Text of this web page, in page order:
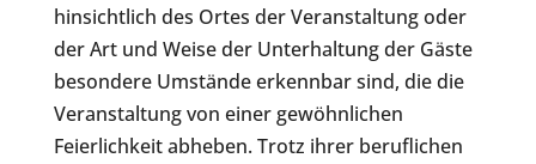
hinsichtlich des Ortes der Veranstaltung oder
der Art und Weise der Unterhaltung der Gäste
besondere Umstände erkennbar sind, die die
Veranstaltung von einer gewöhnlichen
Feierlichkeit abheben. Trotz ihrer beruflichen